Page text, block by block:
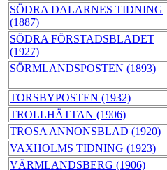
SÖDRA DALARNES TIDNING
(1887)
SÖDRA FÖRSTADSBLADET
(1927)
SÖRMLANDSPOSTEN (1893)
TORSBYPOSTEN (1932)
TROLLHÄTTAN (1906)
TROSA ANNONSBLAD (1920)
VAXHOLMS TIDNING (1923)
VÄRMLANDSBERG (1906)